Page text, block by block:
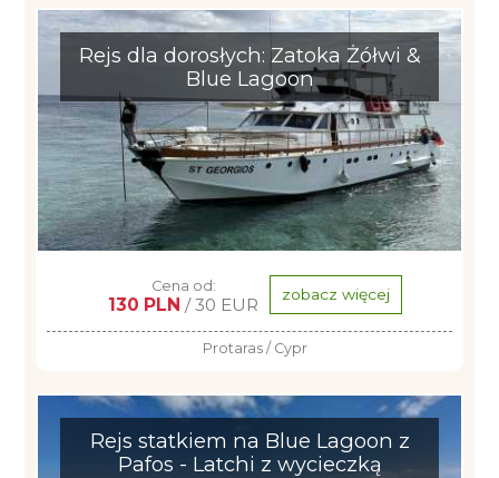
Rejs dla dorosłych: Zatoka Żółwi &
Blue Lagoon
Cena od:
130 PLN / 30 EUR zobacz więcej
Protaras / Cypr
Rejs statkiem na Blue Lagoon z
Pafos - Latchi z wycieczką